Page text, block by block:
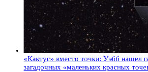
«Кактус» вместо точки: Уэбб нашел
загадочных «маленьких красных